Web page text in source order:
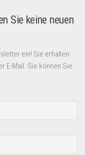
Sie keine neuen
ein! Sie erhalten
E-Mail. Sie können Sie